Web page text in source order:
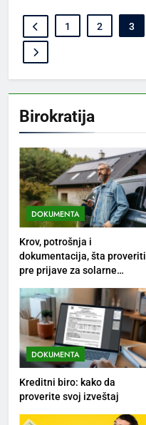
1 2 3
Birokratija
DOKUMENTA
Krov, potrošnja i
dokumentacija, šta proveriti
pre prijave za solarne
DOKUMENTA
Kreditni biro: kako da
proverite svoj izveštaj